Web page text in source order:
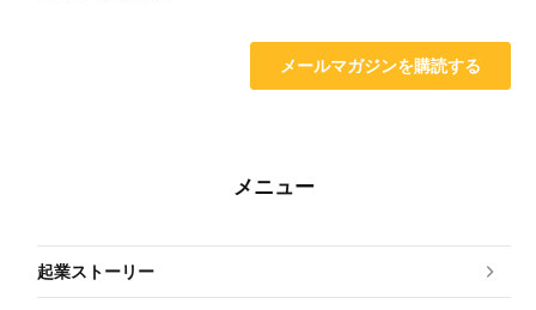
メニュー
起業ストーリー